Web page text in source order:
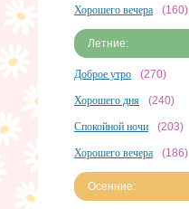
Хорошего вечера (160)
Летние:
Доброе утро (270)
Хорошего дня (240)
Спокойной ночи (203)
Хорошего вечера (186)
Осенние: